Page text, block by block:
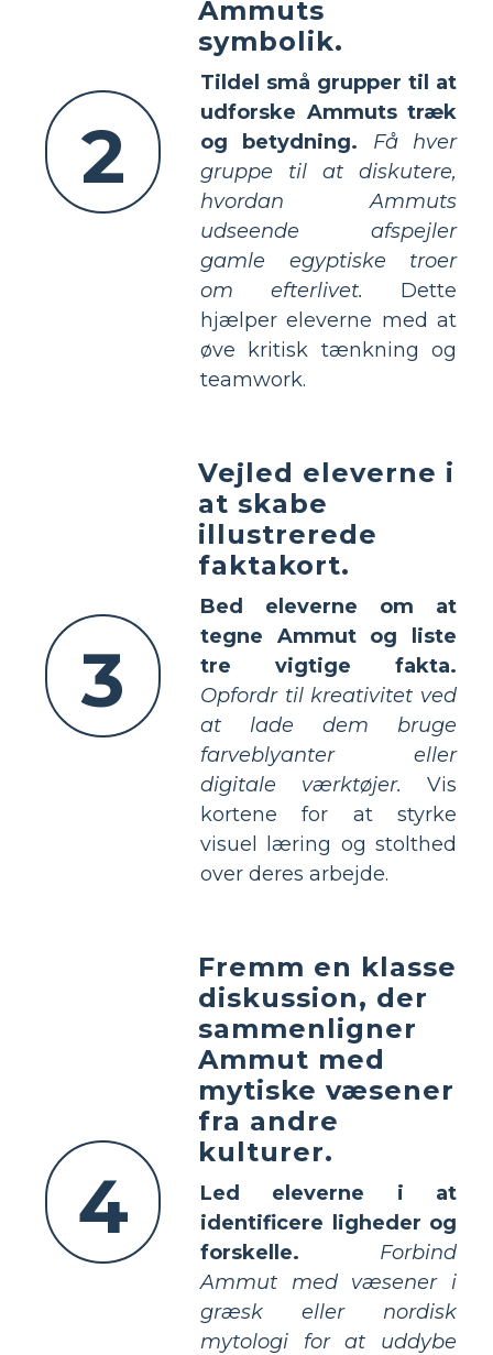
2
Ammuts
symbolik.
Tildel små grupper til at
udforske Ammuts træk
og betydning.
Få hver
gruppe til at diskutere,
hvordan Ammuts
udseende afspejler
gamle egyptiske troer
om efterlivet. Dette
hjælper eleverne med at
øve kritisk tænkning og
teamwork.
3
Vejled eleverne i
at skabe
illustrerede
faktakort.
Bed eleverne om at
tegne Ammut og liste
tre vigtige fakta.
Opfordr til kreativitet ved
at lade dem bruge
farveblyanter eller
digitale værktøjer. Vis
kortene for at styrke
visuel læring og stolthed
over deres arbejde.
4
Fremm en klasse
diskussion, der
sammenligner
Ammut med
mytiske væsener
fra andre
kulturer.
Led eleverne i at
identificere ligheder og
forskelle.
Forbind
Ammut med væsener i
græsk eller nordisk
mytologi for at uddybe